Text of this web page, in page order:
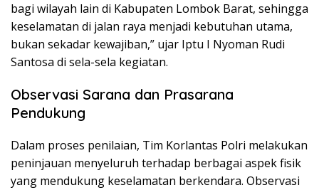
bagi wilayah lain di Kabupaten Lombok Barat, sehingga
keselamatan di jalan raya menjadi kebutuhan utama,
bukan sekadar kewajiban,” ujar Iptu I Nyoman Rudi
Santosa di sela-sela kegiatan.
Observasi Sarana dan Prasarana
Pendukung
Dalam proses penilaian, Tim Korlantas Polri melakukan
peninjauan menyeluruh terhadap berbagai aspek fisik
yang mendukung keselamatan berkendara. Observasi